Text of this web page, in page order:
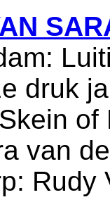
druk
van
Rudy